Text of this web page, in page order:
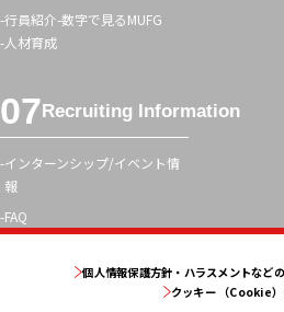
行員紹介 数字で見るMUFG
人材育成
Recruiting Information
インターンシップ/イベント情
報
FAQ
個人情報保護方針・ハラスメントなど
クッキー （Cookie